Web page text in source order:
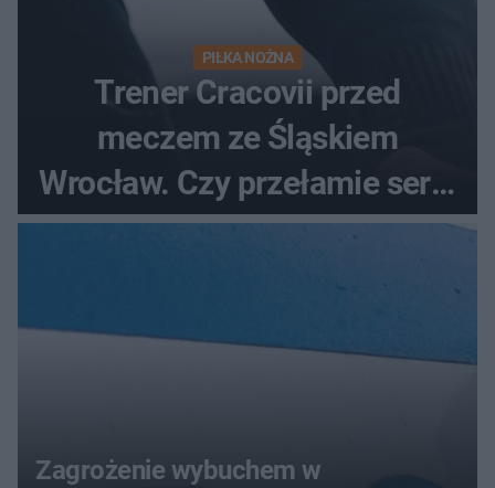
PIŁKA NOŻNA
Trener Cracovii przed
meczem ze Śląskiem
Wrocław. Czy przełamie serię
bez wygranej?
Zagrożenie wybuchem w